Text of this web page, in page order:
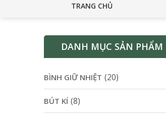
TRANG CHỦ
DANH MỤC SẢN PHẨM
BÌNH GIỮ NHIỆT (20)
BÚT KÍ (8)